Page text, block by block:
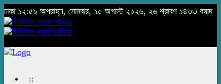
ঢাকা ১২:৫৯ অপরাহ্ন, সোমবার, ১০ অগাস্ট ২০২৬, ২৬ শ্রাবণ ১৪৩৩ বঙ্গাব্দ
::